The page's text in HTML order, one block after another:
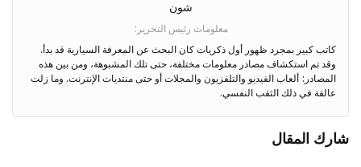
شون
معلومات رئيس التحرير :
كاتب كبير بمجرد ظهور أول ذكريات كان البحث عن المعرفة السيارية قد بدأ.
وقد تم استكشاف مصادر معلومات مختلفة، حتى تلك المشبوهة، ومن بين هذه
المصادر: ألعاب الفيديو والتلفزيون والمجلات أو حتى منتديات الإنترنت. وما زلت
عالقة في ذلك الثقب النفسي.
شارك المقال